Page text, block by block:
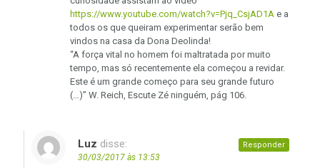
https://www.youtube.com/watch?v=Pjq_CsjAD1A e a
todos os que queiram experimentar serão bem
vindos na casa da Dona Deolinda!
“A força vital no homem foi maltratada por muito
tempo, mas só recentemente ela começou a revidar.
Este é um grande começo para seu grande futuro
(…)” W. Reich, Escute Zé ninguém, pág 106.
Luz disse:
30/03/2017 às 13:53
Responder